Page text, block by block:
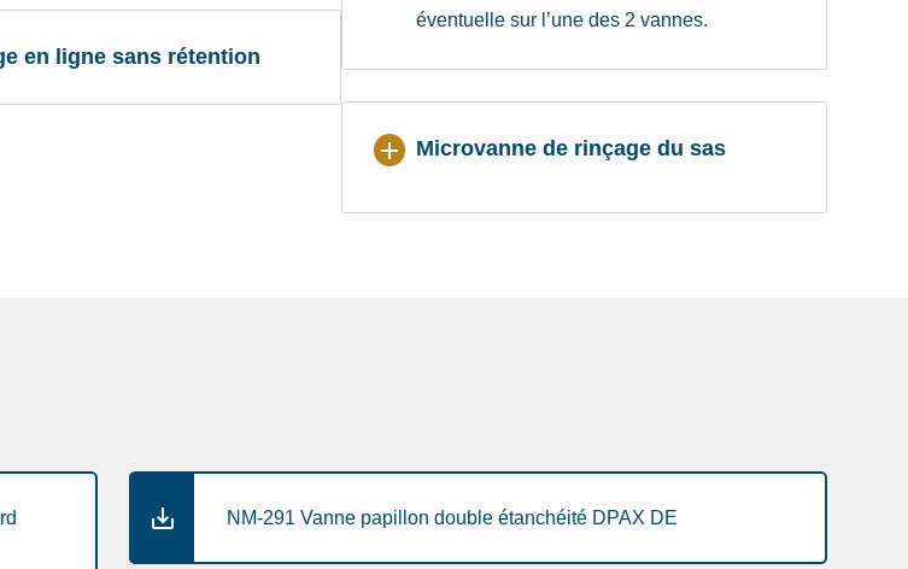
en ligne sans rétention
éventuelle sur l’une des 2 vannes.
Microvanne de rinçage du sas
NM-291 Vanne papillon double étanchéité DPAX DE